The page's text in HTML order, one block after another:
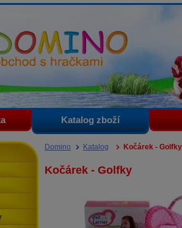
s hračkami
Katalog zboží
Domino Katalog Kočárek - Golfky
Kočárek - Golfky